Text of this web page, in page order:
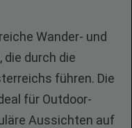
Wander- und
die durch die
führen. Die
für Outdoor-
Aussichten auf